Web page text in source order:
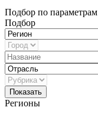
Подбор по параметрам
Подбор
Показать
Регионы